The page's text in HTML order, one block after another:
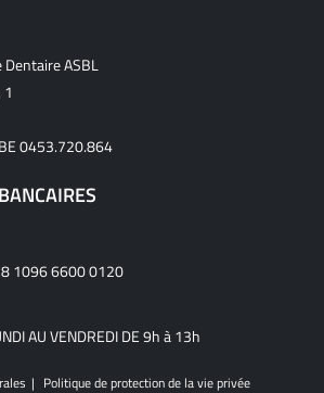
Dentaire ASBL
0453.720.864
1096 6600 0120
AU VENDREDI DE 9h à 13h
Politique de protection de la vie privée